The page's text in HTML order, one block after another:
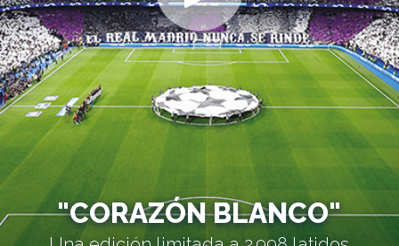
"CORAZÓN BLANCO"